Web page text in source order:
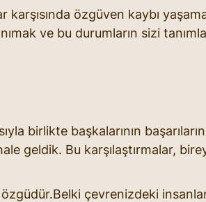
karşısında özgüven kaybı
ve bu durumların sizi
birlikte başkalarının
geldik. Bu karşılaştırmalar,
çevrenizdeki insanlar